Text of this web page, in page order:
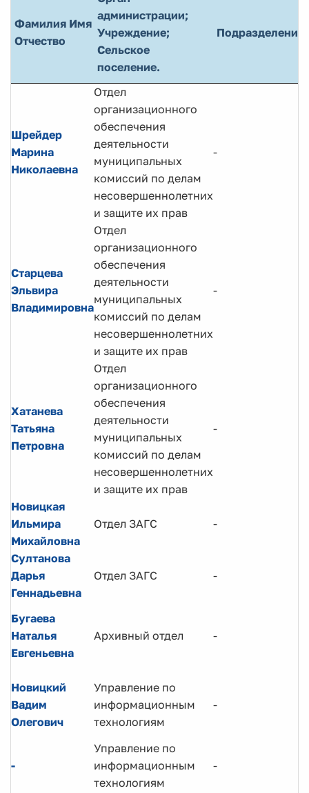
Фамилия Имя
Отчество
администрации;
Учреждение;
Сельское
поселение.
Подразделение
Шрейдер
Марина
Николаевна
Отдел
организационного
обеспечения
деятельности
муниципальных
комиссий по делам
несовершеннолетних
и защите их прав
-
Старцева
Эльвира
Владимировна
Отдел
организационного
обеспечения
деятельности
муниципальных
комиссий по делам
несовершеннолетних
и защите их прав
-
Хатанева
Татьяна
Петровна
Отдел
организационного
обеспечения
деятельности
муниципальных
комиссий по делам
несовершеннолетних
и защите их прав
-
Новицкая
Ильмира
Михайловна
Отдел ЗАГС -
Султанова
Дарья
Геннадьевна
Отдел ЗАГС -
Бугаева
Наталья
Евгеньевна
Архивный отдел -
Новицкий
Вадим
Олегович
Управление по
информационным
технологиям
-
-
Управление по
информационным
технологиям
-